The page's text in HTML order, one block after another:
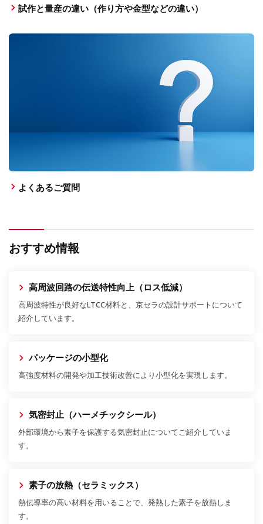
試作と量産の違い（作り方や金型などの違い）
よくあるご質問
おすすめ情報
高周波回路の伝送特性向上（ロス低減）
高周波特性が良好なLTCC材料と、京セラの設計サポートについて
紹介しています。
パッケージの小型化
高強度材料の開発や加工技術改善により小型化を実現します。
気密封止（ハーメチックシール）
外部環境から素子を保護する気密封止についてご紹介していま
す。
素子の放熱（セラミックス）
熱伝導率の高い材料を用いることで、発熱した素子を放熱しま
す。